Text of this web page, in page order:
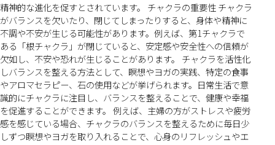
精神的な進化を促すとされています。 チャクラの重要性 チャクラ
がバランスを欠いたり、閉じてしまったりすると、身体や精神に
不調や不安が生じる可能性があります。例えば、第1チャクラで
ある「根チャクラ」が閉じていると、安定感や安全性への信頼が
欠如し、不安や恐れが生じることがあります。 チャクラを活性化
しバランスを整える方法として、瞑想やヨガの実践、特定の食事
やアロマセラピー、石の使用などが挙げられます。日常生活で意
識的にチャクラに注目し、バランスを整えることで、健康や幸福
を促進することができます。 例えば、主婦の方がストレスや疲労
感を感じている場合、チャクラのバランスを整えるために毎日少
しずつ瞑想やヨガを取り入れることで、心身のリフレッシュやエ